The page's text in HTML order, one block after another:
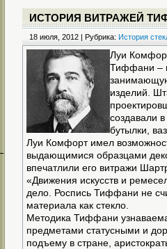
ИСТОРИЯ ВИТРАЖЕЙ
18 июля, 2012 | Рубрика: История
Луи
Тиффани –
изделий.
создавали
бутылки,
Луи Комфорт имел
выдающимися образцами
впечатлили его витражи
«Движения искусств и
дело. Роспись Тиффани не
материала как стекло.
Методика Тиффани
предметами статусными и
подъему в стране,